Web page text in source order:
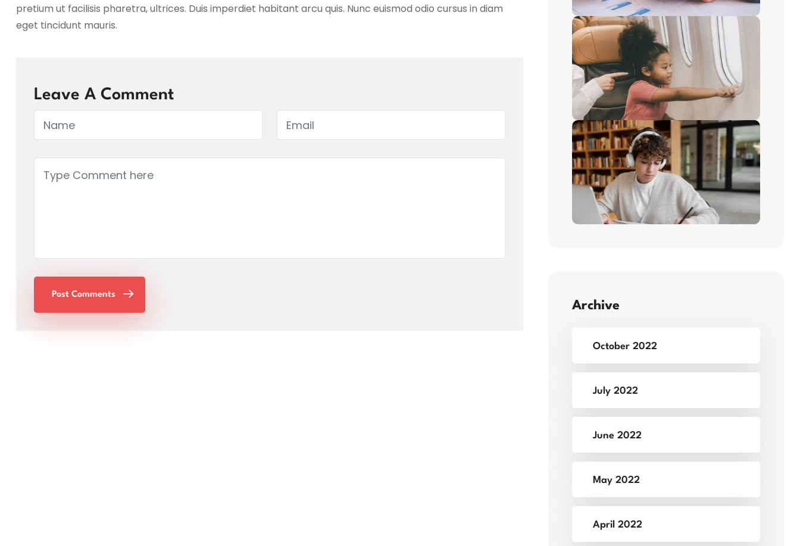
pretium ut facilisis pharetra, ultrices. Duis imperdiet habitant arcu quis. Nunc euismod odio cursus in diam
eget tincidunt mauris.
Leave A Comment
Post Comments
Archive
October 2022
July 2022
June 2022
May 2022
April 2022